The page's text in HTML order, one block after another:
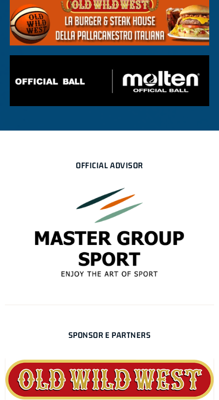
OFFICIAL ADVISOR
SPONSOR E PARTNERS